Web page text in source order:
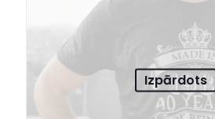
Izpārdots